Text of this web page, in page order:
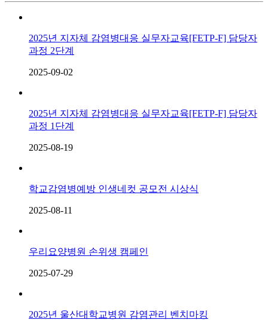
2025년 지자체 감염병대응 실무자교육[FETP-F] 담당자
과정 2단계
2025-09-02
2025년 지자체 감염병대응 실무자교육[FETP-F] 담당자
과정 1단계
2025-08-19
학교감염병예방 인생네컷 공모전 시상식
2025-08-11
우리요양병원 손위생 캠페인
2025-07-29
2025년 울산대학교병원 감염관리 벤치마킹